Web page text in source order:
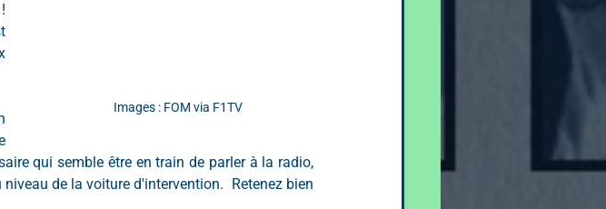
Images : FOM via F1TV
qui semble être en train de parler à la radio,
de la voiture d'intervention.  Retenez bien